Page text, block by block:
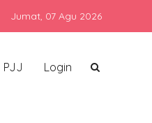
di era global
Jumat, 07 Agu 2026
PJJ Login